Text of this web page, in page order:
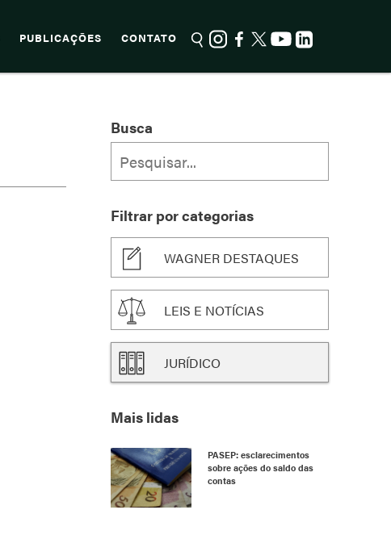
PUBLICAÇÕES CONTATO
Busca
Filtrar por categorias
WAGNER DESTAQUES
LEIS E NOTÍCIAS
JURÍDICO
Mais lidas
PASEP: esclarecimentos
sobre ações do saldo das
contas